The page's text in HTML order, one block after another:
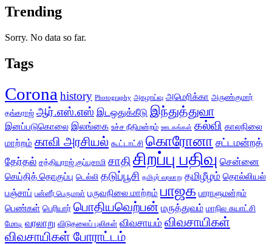
Trending
Sorry. No data so far.
Tags
Corona history Photography அகழாய்வு அமெரிக்கா அருண்குமார்
தங்கராஜ் ஆர்.எஸ்.எஸ் இடஒதுக்கீடு இந்துத்துவா
இனப்படுகொலை இலங்கை உச்ச நீதிமன்றம் ஊடகங்கள் கல்வி காலநிலை
மாற்றம் காவி அரசியல் கூட்டாட்சி கொரோனா சட்டமன்றத்
தேர்தல் சத்தியராஜ் குப்புசாமி சாதிசிறப்பு பதிவு சென்னை
செய்தித் தொகுப்பு டெல்லி தடுப்பூசி தமிழர் வரலாறு தமிழீழம் தொல்லியல்
பஞ்சாப் பன்னீர் பெருமாள் பருவநிலை மாற்றம் பாஜக பாராளுமன்றம்
பெண்கள் பெரியார் பொதியவெற்பன் மருத்துவம் மாநில சுயாட்சி
மோடி வரலாறு விடுதலைப் புலிகள் விவசாயம் விவசாயிகள்
விவசாயிகள் போராட்டம்